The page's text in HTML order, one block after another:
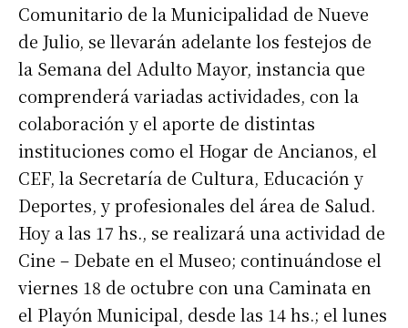
Comunitario de la Municipalidad de Nueve
de Julio, se llevarán adelante los festejos de
la Semana del Adulto Mayor, instancia que
comprenderá variadas actividades, con la
colaboración y el aporte de distintas
instituciones como el Hogar de Ancianos, el
CEF, la Secretaría de Cultura, Educación y
Deportes, y profesionales del área de Salud.
Hoy a las 17 hs., se realizará una actividad de
Cine – Debate en el Museo; continuándose el
viernes 18 de octubre con una Caminata en
el Playón Municipal, desde las 14 hs.; el lunes